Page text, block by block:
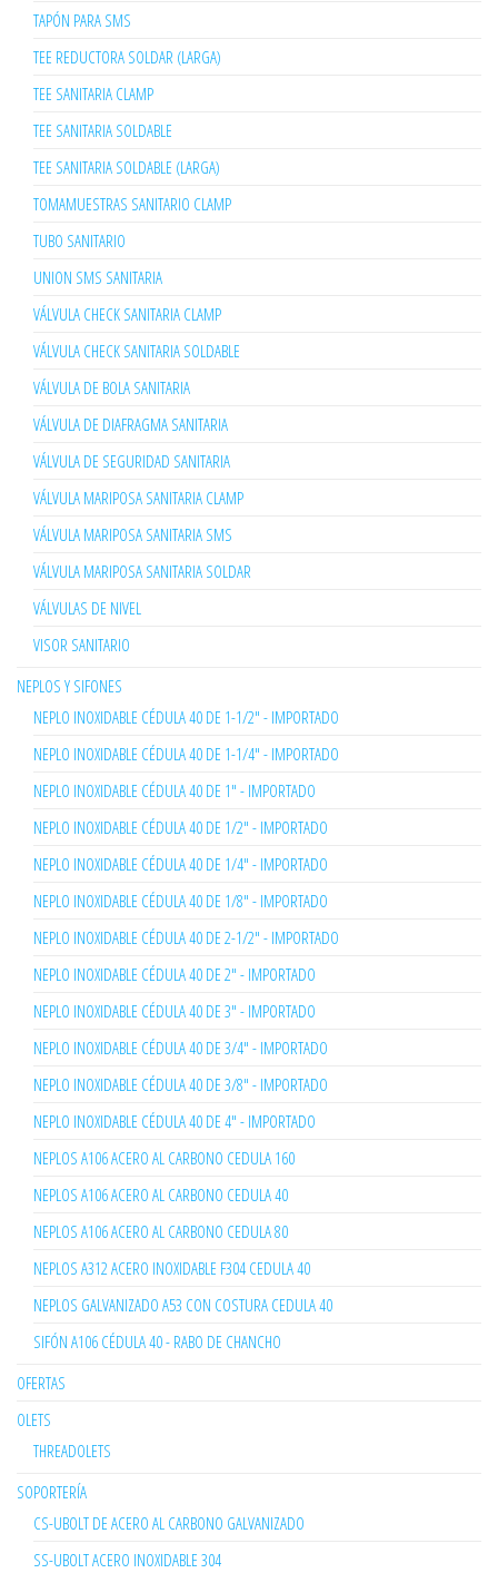
TAPÓN PARA SMS
TEE REDUCTORA SOLDAR (LARGA)
TEE SANITARIA CLAMP
TEE SANITARIA SOLDABLE
TEE SANITARIA SOLDABLE (LARGA)
TOMAMUESTRAS SANITARIO CLAMP
TUBO SANITARIO
UNION SMS SANITARIA
VÁLVULA CHECK SANITARIA CLAMP
VÁLVULA CHECK SANITARIA SOLDABLE
VÁLVULA DE BOLA SANITARIA
VÁLVULA DE DIAFRAGMA SANITARIA
VÁLVULA DE SEGURIDAD SANITARIA
VÁLVULA MARIPOSA SANITARIA CLAMP
VÁLVULA MARIPOSA SANITARIA SMS
VÁLVULA MARIPOSA SANITARIA SOLDAR
VÁLVULAS DE NIVEL
VISOR SANITARIO
NEPLOS Y SIFONES
NEPLO INOXIDABLE CÉDULA 40 DE 1-1/2" - IMPORTADO
NEPLO INOXIDABLE CÉDULA 40 DE 1-1/4" - IMPORTADO
NEPLO INOXIDABLE CÉDULA 40 DE 1" - IMPORTADO
NEPLO INOXIDABLE CÉDULA 40 DE 1/2" - IMPORTADO
NEPLO INOXIDABLE CÉDULA 40 DE 1/4" - IMPORTADO
NEPLO INOXIDABLE CÉDULA 40 DE 1/8" - IMPORTADO
NEPLO INOXIDABLE CÉDULA 40 DE 2-1/2" - IMPORTADO
NEPLO INOXIDABLE CÉDULA 40 DE 2" - IMPORTADO
NEPLO INOXIDABLE CÉDULA 40 DE 3" - IMPORTADO
NEPLO INOXIDABLE CÉDULA 40 DE 3/4" - IMPORTADO
NEPLO INOXIDABLE CÉDULA 40 DE 3/8" - IMPORTADO
NEPLO INOXIDABLE CÉDULA 40 DE 4" - IMPORTADO
NEPLOS A106 ACERO AL CARBONO CEDULA 160
NEPLOS A106 ACERO AL CARBONO CEDULA 40
NEPLOS A106 ACERO AL CARBONO CEDULA 80
NEPLOS A312 ACERO INOXIDABLE F304 CEDULA 40
NEPLOS GALVANIZADO A53 CON COSTURA CEDULA 40
SIFÓN A106 CÉDULA 40 - RABO DE CHANCHO
OFERTAS
OLETS
THREADOLETS
SOPORTERÍA
CS-UBOLT DE ACERO AL CARBONO GALVANIZADO
SS-UBOLT ACERO INOXIDABLE 304